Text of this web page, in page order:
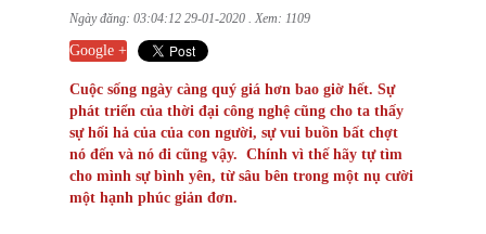
Ngày đăng: 03:04:12 29-01-2020 . Xem: 1109
Google +
Cuộc sống ngày càng quý giá hơn bao giờ hết. Sự
phát triển của thời đại công nghệ cũng cho ta thấy
sự hối hả của của con người, sự vui buồn bất chợt
nó đến và nó đi cũng vậy. Chính vì thế hãy tự tìm
cho mình sự bình yên, từ sâu bên trong một nụ cười
một hạnh phúc giản đơn.